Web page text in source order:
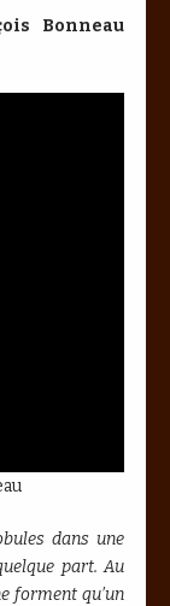
Bonneau
dans une
part. Au
forment qu’un